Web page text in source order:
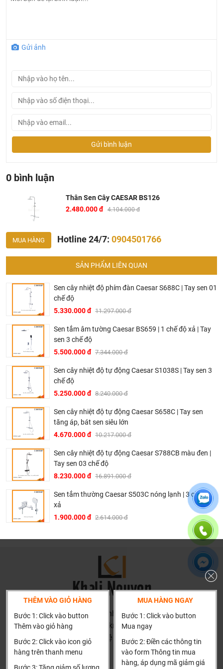
Bản vẽ thân sen cây Caesar B126
Ở đâu mua sen tắm Caesar chính hãng và giá rẻ nhất ?
Khalinguyen.vn là đơn vị cung cấp sản
phẩm Caesar chính thức và chính hãng tại Việt Nam,
chúng tôi cam kết các sản phẩm Caesar được phân phối
Hiện tại chúng tôi có rất nhiều
chương trình khuyến
hấp dẫn, để biết chi tiết vui lòng chat hoặc gọi điện
vào hotline để được tư vấn chi tiết
Tại Khali Nguyễn, chúng tôi cam kết:
Gửi ảnh
Gửi bình luận
0 bình luận
Thân Sen Cây CAESAR BS126
2.480.000 đ 4.104.000 đ
MUA HÀNG Hotline 24/7: 0904501766
SẢN PHẨM LIÊN QUAN
Sen cây nhiệt độ phím đàn Caesar S688C | Tay sen 01
chế độ
5.330.000 đ 11.297.000 đ
Sen tắm âm tường Caesar BS659 | 1 chế độ xả | Tay
sen 3 chế độ
5.500.000 đ 7.344.000 đ
Sen cây nhiệt độ tự động Caesar S1038S | Tay sen 3
chế độ
5.250.000 đ 8.240.000 đ
Sen cây nhiệt độ tự động Caesar S658C | Tay sen
tăng áp, bát sen siêu lớn
4.670.000 đ 10.217.000 đ
Sen cây nhiệt độ tự động Caesar S788CB màu đen |
Tay sen 03 chế độ
8.230.000 đ 16.891.000 đ
Sen tắm thường Caesar S503C nóng lạnh | 3 chế độ
xả
1.900.000 đ 2.614.000 đ
THÊM VÀO GIỎ HÀNG
Bước 1: Click vào button
Thêm vào giỏ hàng
Bước 2: Click vào icon giỏ
hàng trên thanh menu
MUA HÀNG NGAY
Bước 1: Click vào button
Mua ngay
Bước 2: Điền các thông tin
vào form Thông tin mua
hàng, áp dụng mã giảm giá
HN: số 160 đường Văn Minh, Di Trạch, Hoài Đức, Hà Nội
(Cách đại học công nghiệp 1 km)
HCM và các tỉnh khác: Liên hệ hotline để được hướng dẫn
đặt hàng